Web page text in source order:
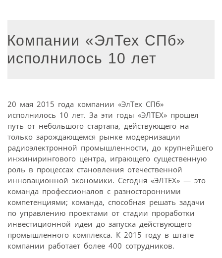
Компании «ЭлТех СПб»
исполнилось 10 лет
20 мая 2015 года компании «ЭлТех СПб»
исполнилось 10 лет. За эти годы «ЭЛТЕХ» прошел
путь от небольшого стартапа, действующего на
только зарождающемся рынке модернизации
радиоэлектронной промышленности, до крупнейшего
инжинирингового центра, играющего существенную
роль в процессах становления отечественной
инновационной экономики. Сегодня «ЭЛТЕХ» — это
команда профессионалов с разносторонними
компетенциями; команда, способная решать задачи
по управлению проектами от стадии проработки
инвестиционной идеи до запуска действующего
промышленного комплекса. К 2015 году в штате
компании работает более 400 сотрудников.